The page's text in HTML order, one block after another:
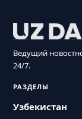
Ведущий
24/7.
РАЗДЕЛЫ
Узбекистан